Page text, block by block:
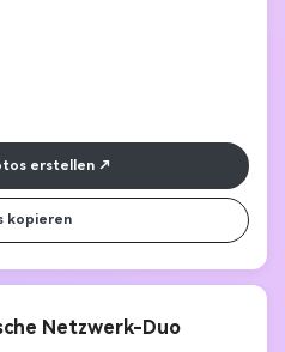
erstellen
kopieren
Netzwerk-Duo